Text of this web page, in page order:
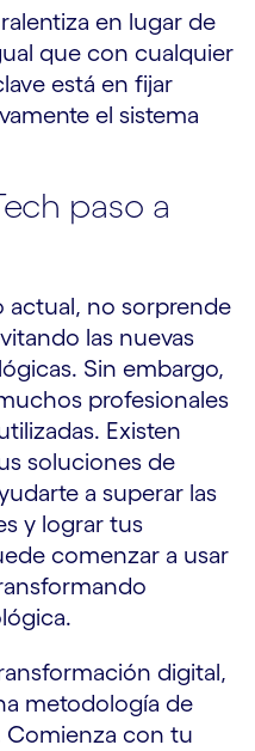
en lugar de
que con cualquier
está en fijar
el sistema
paso a
actual, no sorprende
las nuevas
Sin embargo,
profesionales
Existen
soluciones de
a superar las
y lograr tus
comenzar a usar
digital,
metodología de
Comienza con tu